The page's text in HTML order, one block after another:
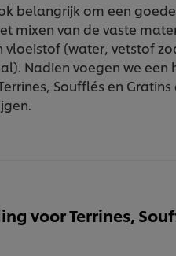
belangrijk om een
mixen van de vaste
vloeistof (water, vetstof
Nadien voegen we een
Soufflés en
voor Terrines,